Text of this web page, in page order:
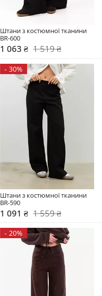
Штани з костюмної тканини
BR-600
1 063 ₴ 1 519 ₴
- 30%
Штани з костюмної тканини
BR-590
1 091 ₴ 1 559 ₴
- 20%